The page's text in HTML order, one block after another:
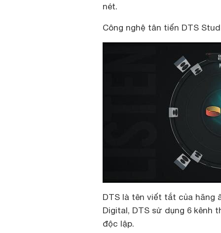
nét.
Công nghệ tân tiến DTS
DTS là tên viết tắt của hãng
Digital, DTS sử dụng 6 kênh
độc lập.